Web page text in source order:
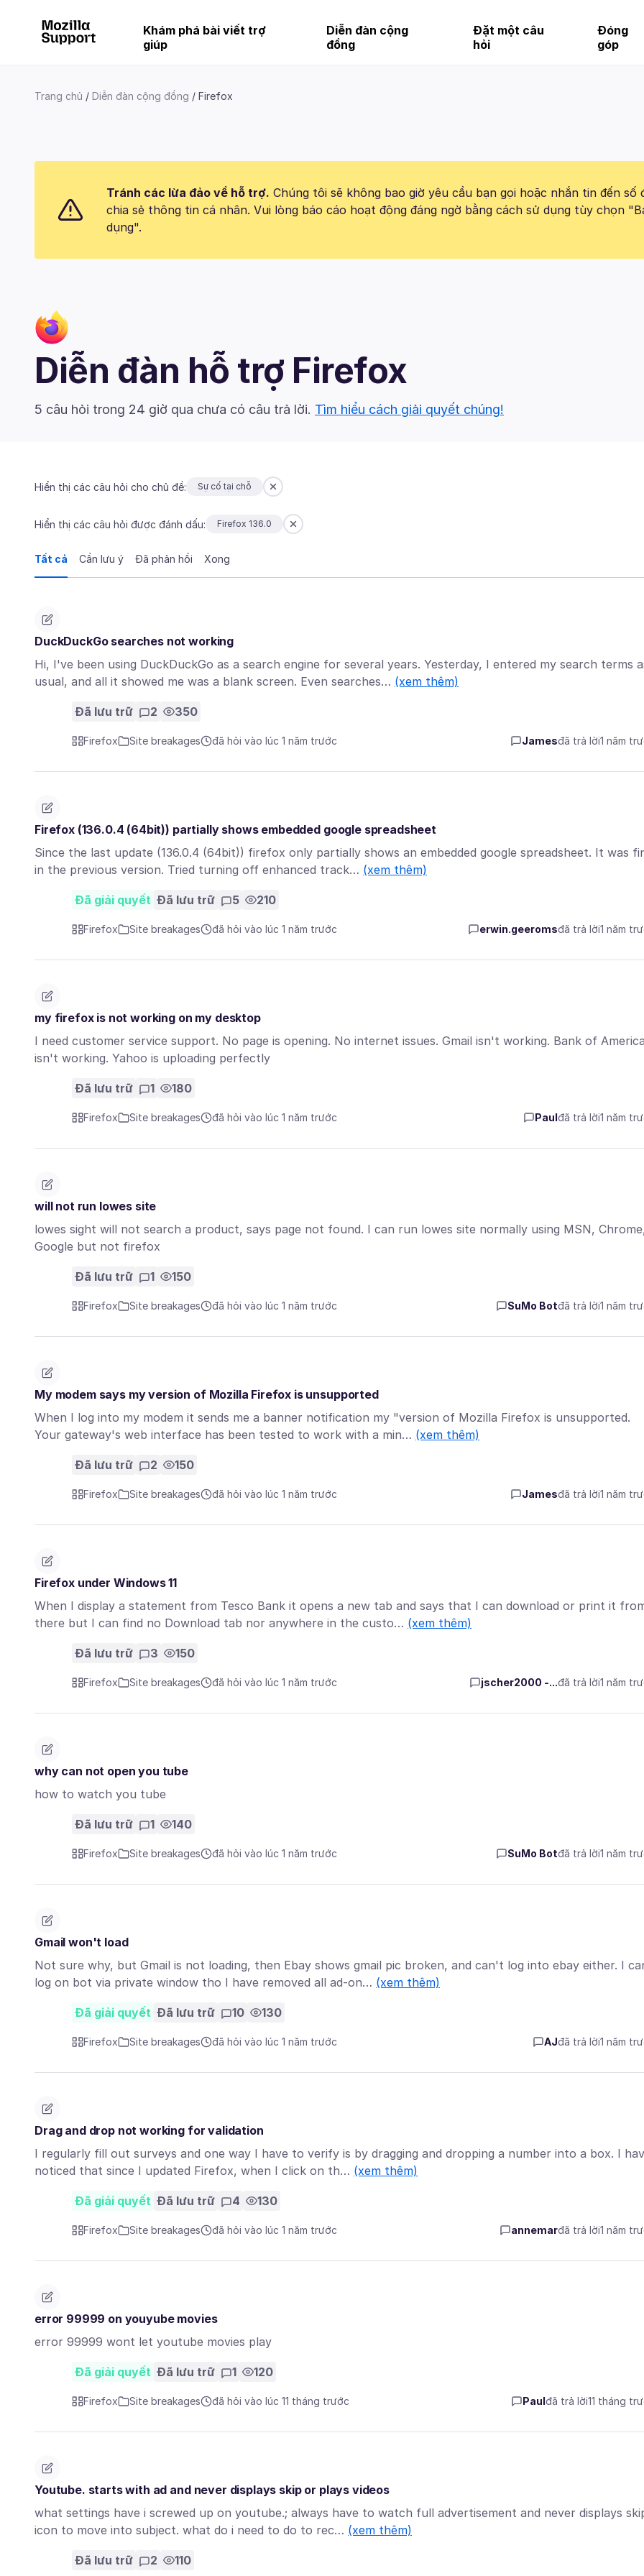
Khám phá bài viết trợ
giúp
Diễn đàn cộng
đồng
Đặt một câu
hỏi
Đóng
góp
Trang chủ Diễn đàn cộng đồng Firefox
Tránh các lừa đảo về hỗ trợ. Chúng tôi sẽ không bao giờ yêu cầu bạn gọi hoặc nhắn tin đến số
chia sẻ thông tin cá nhân. Vui lòng báo cáo hoạt động đáng ngờ bằng cách sử dụng tùy chọn
dụng".
Diễn đàn hỗ trợ Firefox
5 câu hỏi trong 24 giờ qua chưa có câu trả lời. Tìm hiểu cách giải quyết chúng!
Hiển thị các câu hỏi cho chủ đề: Sự cố tại chỗ
Hiển thị các câu hỏi được đánh dấu: Firefox 136.0
Tất cả Cần lưu ý Đã phản hồi Xong
DuckDuckGo searches not working
Hi, I've been using DuckDuckGo as a search engine for several years. Yesterday, I entered my search terms
usual, and all it showed me was a blank screen. Even searches… (xem thêm)
Đã lưu trữ 2 350
Firefox Site breakages đã hỏi vào lúc 1 năm trước Jamesđã trả lời1 năm
Firefox (136.0.4 (64bit)) partially shows embedded google spreadsheet
Since the last update (136.0.4 (64bit)) firefox only partially shows an embedded google spreadsheet. It was
in the previous version. Tried turning off enhanced track… (xem thêm)
Đã giải quyết Đã lưu trữ 5 210
Firefox Site breakages đã hỏi vào lúc 1 năm trước erwin.geeromsđã trả lời1 năm
my firefox is not working on my desktop
I need customer service support. No page is opening. No internet issues. Gmail isn't working. Bank of America
isn't working. Yahoo is uploading perfectly
Đã lưu trữ 1 180
Firefox Site breakages đã hỏi vào lúc 1 năm trước Paulđã trả lời1 năm
will not run lowes site
lowes sight will not search a product, says page not found. I can run lowes site normally using MSN,
Google but not firefox
Đã lưu trữ 1 150
Firefox Site breakages đã hỏi vào lúc 1 năm trước SuMo Botđã trả lời1 năm
My modem says my version of Mozilla Firefox is unsupported
When I log into my modem it sends me a banner notification my "version of Mozilla Firefox is unsupported.
Your gateway's web interface has been tested to work with a min… (xem thêm)
Đã lưu trữ 2 150
Firefox Site breakages đã hỏi vào lúc 1 năm trước Jamesđã trả lời1 năm
Firefox under Windows 11
When I display a statement from Tesco Bank it opens a new tab and says that I can download or print it
there but I can find no Download tab nor anywhere in the custo… (xem thêm)
Đã lưu trữ 3 150
Firefox Site breakages đã hỏi vào lúc 1 năm trước jscher2000 -...đã trả lời1 năm
why can not open you tube
how to watch you tube
Đã lưu trữ 1 140
Firefox Site breakages đã hỏi vào lúc 1 năm trước SuMo Botđã trả lời1 năm
Gmail won't load
Not sure why, but Gmail is not loading, then Ebay shows gmail pic broken, and can't log into ebay either. I
log on bot via private window tho I have removed all ad-on… (xem thêm)
Đã giải quyết Đã lưu trữ 10 130
Firefox Site breakages đã hỏi vào lúc 1 năm trước AJđã trả lời1 năm
Drag and drop not working for validation
I regularly fill out surveys and one way I have to verify is by dragging and dropping a number into a box. I
noticed that since I updated Firefox, when I click on th… (xem thêm)
Đã giải quyết Đã lưu trữ 4 130
Firefox Site breakages đã hỏi vào lúc 1 năm trước annemarđã trả lời1 năm
error 99999 on youyube movies
error 99999 wont let youtube movies play
Đã giải quyết Đã lưu trữ 1 120
Firefox Site breakages đã hỏi vào lúc 11 tháng trước Paulđã trả lời11 tháng
Youtube. starts with ad and never displays skip or plays videos
what settings have i screwed up on youtube.; always have to watch full advertisement and never displays
icon to move into subject. what do i need to do to rec… (xem thêm)
Đã lưu trữ 2 110